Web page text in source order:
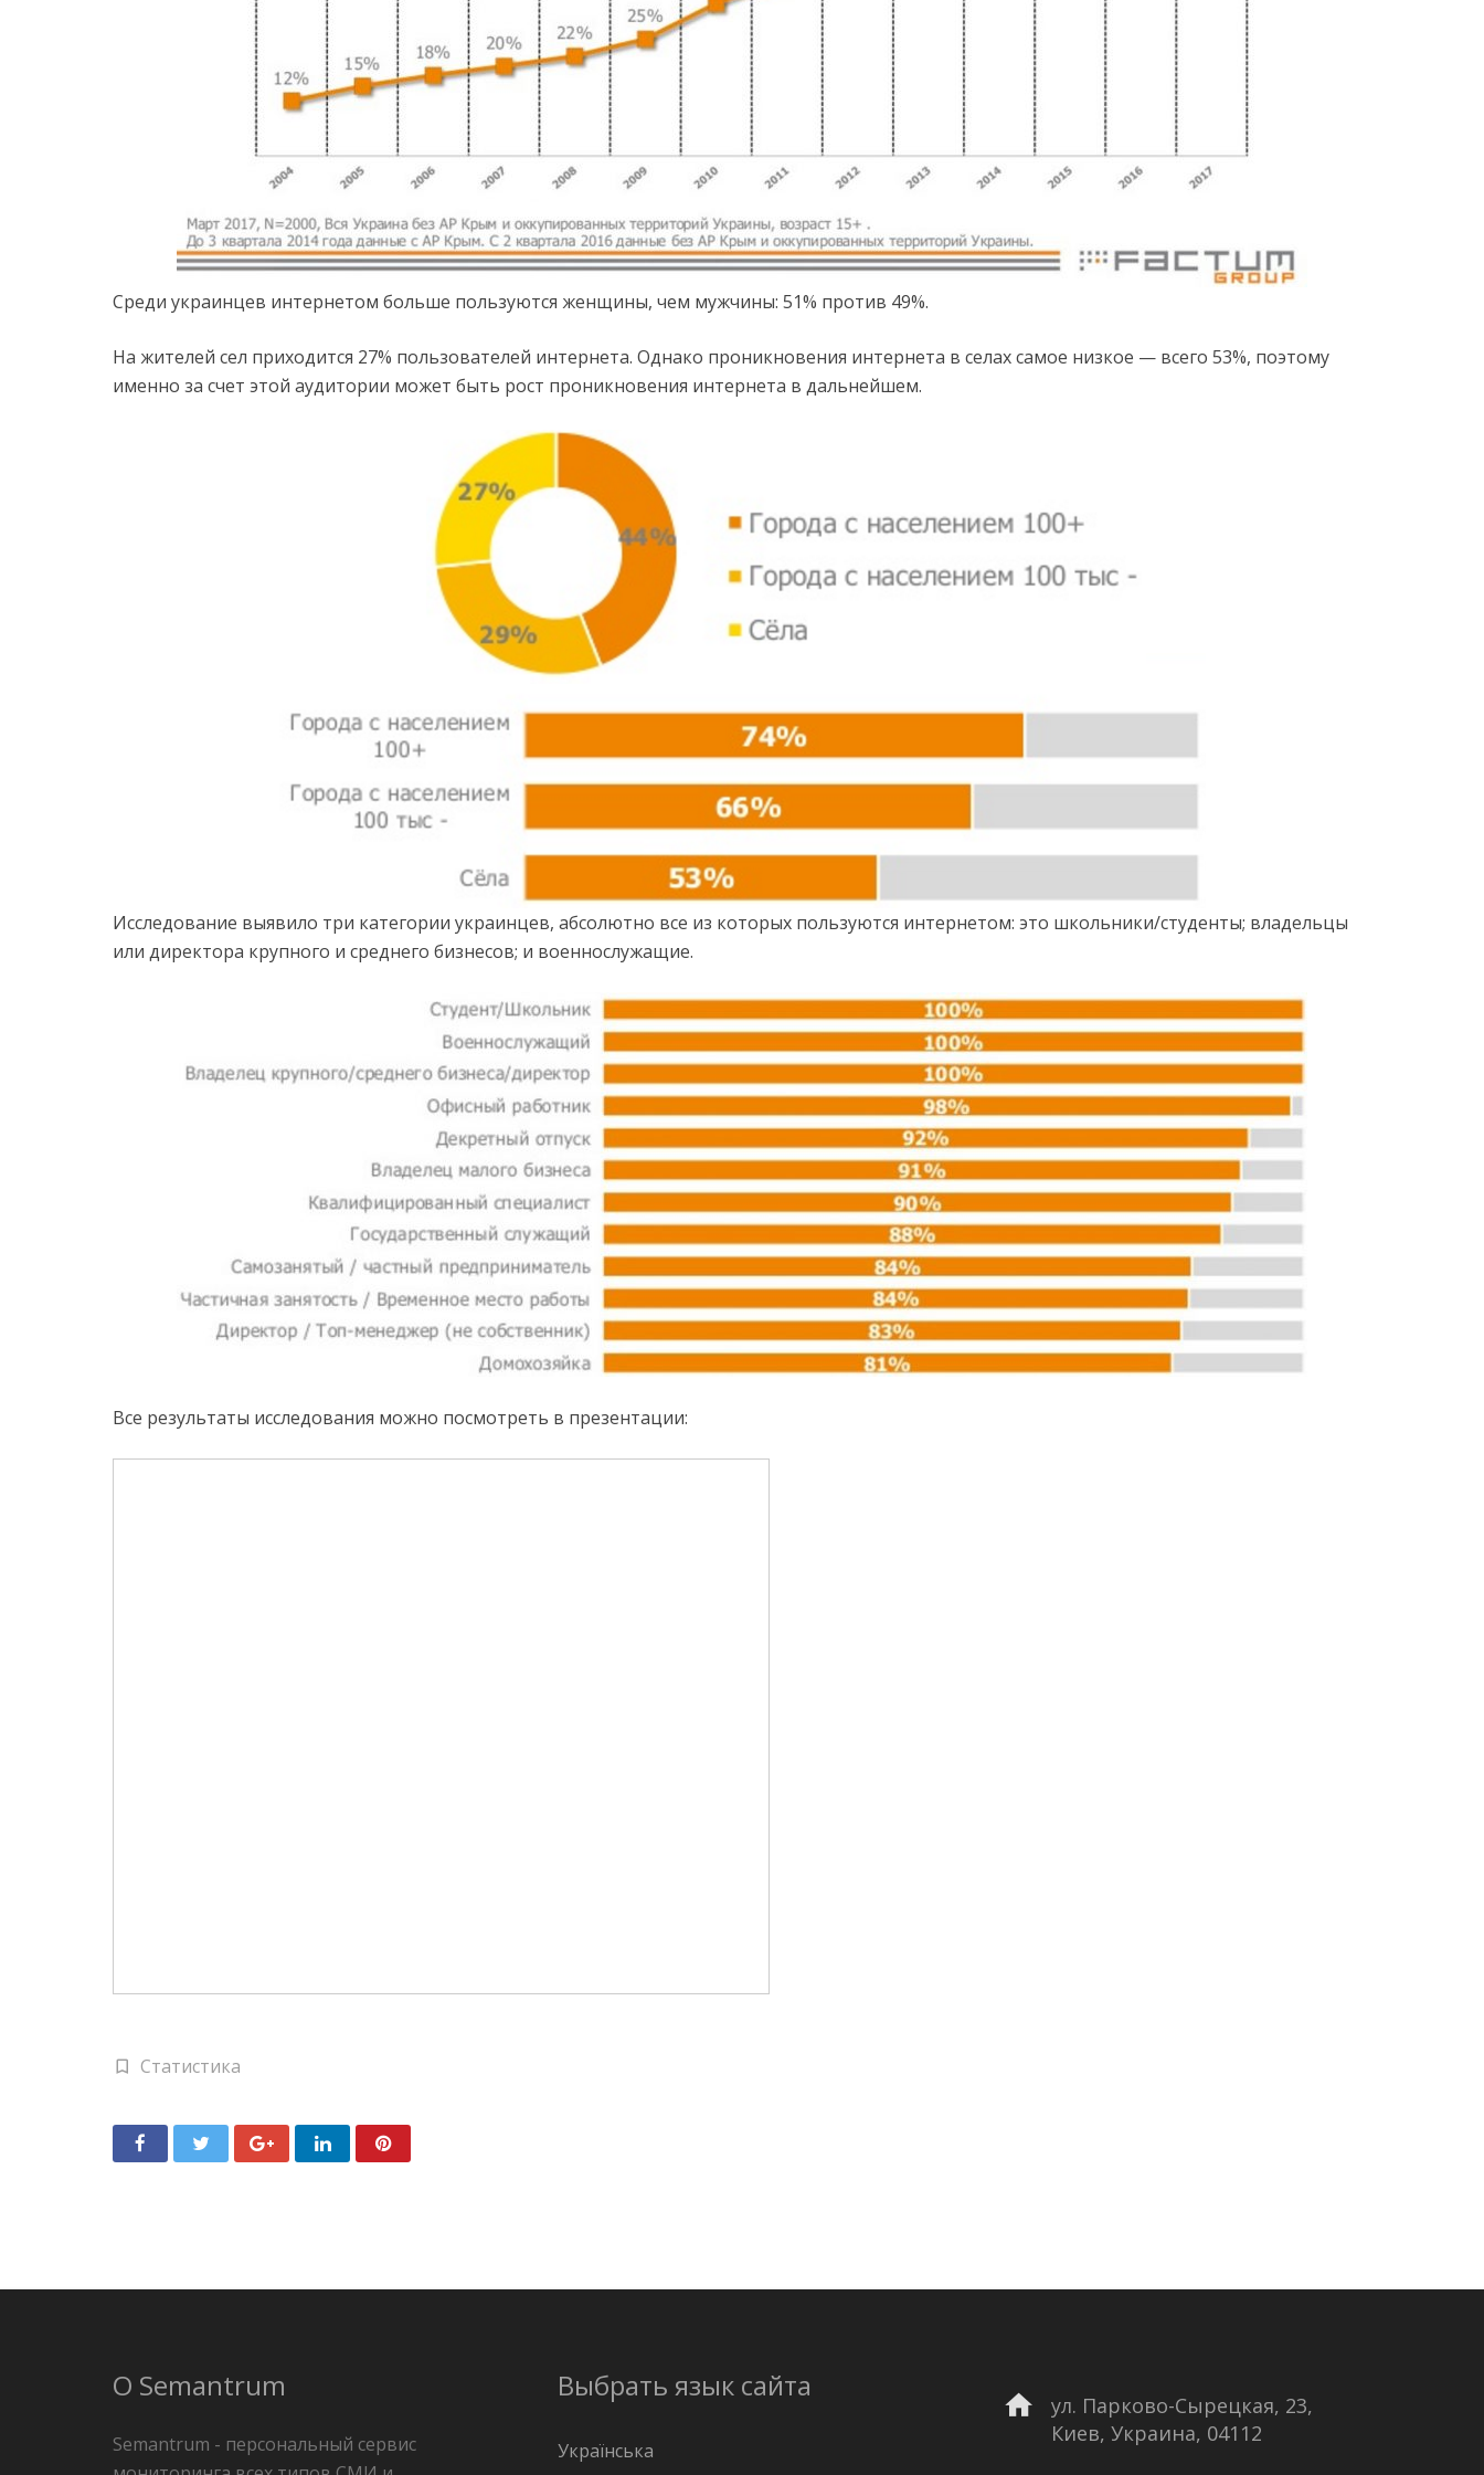
Среди украинцев интернетом больше пользуются женщины, чем мужчины: 51% против 49%.
На жителей сел приходится 27% пользователей интернета. Однако проникновения интернета в селах самое низкое — всего 53%, поэтому
именно за счет этой аудитории может быть рост проникновения интернета в дальнейшем.
Исследование выявило три категории украинцев, абсолютно все из которых пользуются интернетом: это школьники/студенты; владельцы
или директора крупного и среднего бизнесов; и военнослужащие.
Все результаты исследования можно посмотреть в презентации:
Статистика
О Semantrum
Semantrum - персональный сервис
Выбрать язык сайта
Українська
ул. Парково-Сырецкая, 23,
Киев, Украина, 04112